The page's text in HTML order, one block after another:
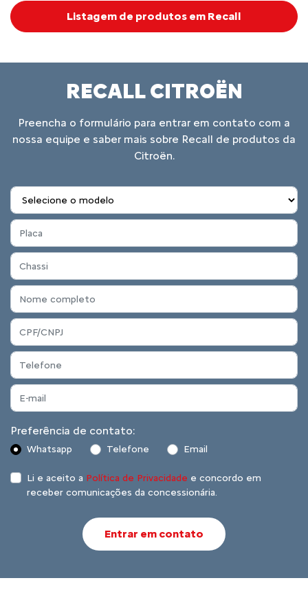
Listagem de produtos em Recall
RECALL CITROËN
Preencha o formulário para entrar em contato com a
nossa equipe e saber mais sobre Recall de produtos da
Citroën.
Preferência de contato:
Whatsapp Telefone Email
Li e aceito a Política de Privacidade e concordo em
receber comunicações da concessionária.
Entrar em contato